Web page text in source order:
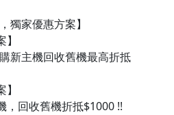
獨家優惠方案】
新主機回收舊機最高折抵
，回收舊機折抵$1000 !!